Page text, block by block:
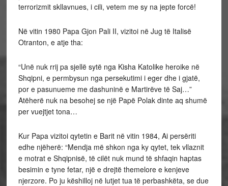
terrorizmit skllavnues, i cili, vetem me sy na jepte forcë!
Në vitin 1980 Papa Gjon Pali II, vizitoi në Jug të Italisë
Otranton, e atje tha:
“Unë nuk rrij pa sjellë sytë nga Kisha Katolike heroike në
Shqipni, e permbysun nga persekutimi i eger dhe i gjatë,
por e pasunueme me dashuninë e Martirëve të Saj…”
Atëherë nuk na besohej se një Papë Polak dinte aq shumë
per vuejtjet tona…
Kur Papa vizitoi qytetin e Barit në vitin 1984, Ai persëriti
edhe njëherë: “Mendja më shkon nga ky qytet, tek vllaznit
e motrat e Shqipnisë, të cilët nuk mund të shfaqin haptas
besimin e tyne fetar, një e drejtë themelore e kenjeve
njerzore. Po ju këshilloj në lutjet tua të perbashkëta, se due